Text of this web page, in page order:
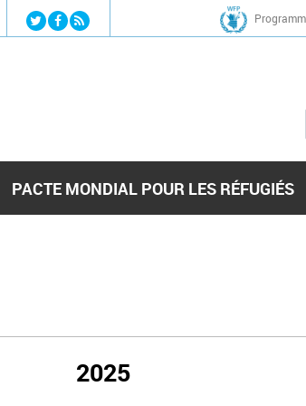
Jump to navigation
PACTE MONDIAL POUR LES RÉFUGIÉS
2025